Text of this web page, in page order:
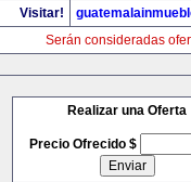
Visitar!
Serán consideradas
Realizar una Oferta
Precio Ofrecido $